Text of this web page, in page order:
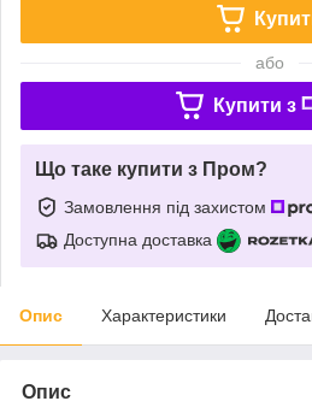
або
Купити з
Що таке купити з Пром?
Замовлення під захистом
Доступна доставка
Опис Характеристики
Опис